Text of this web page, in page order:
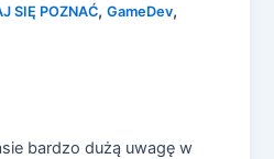
SIĘ POZNAĆ,GameDev,
bardzo dużą uwagę w